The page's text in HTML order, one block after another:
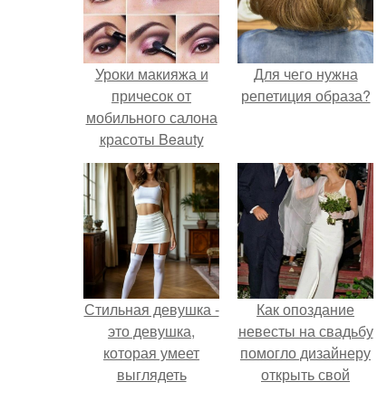
Уроки макияжа и
причесок от
мобильного салона
красоты Beauty
Express.
Для чего нужна
репетиция образа?
Стильная девушка -
это девушка,
которая умеет
выглядеть
Как опоздание
невесты на свадьбу
помогло дизайнеру
открыть свой